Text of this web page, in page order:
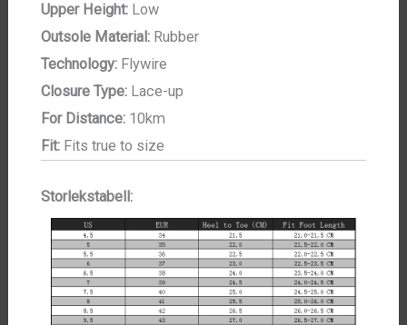
Upper Height: Low
Outsole Material: Rubber
Technology: Flywire
Closure Type: Lace-up
For Distance: 10km
Fit: Fits true to size
Storlekstabell: